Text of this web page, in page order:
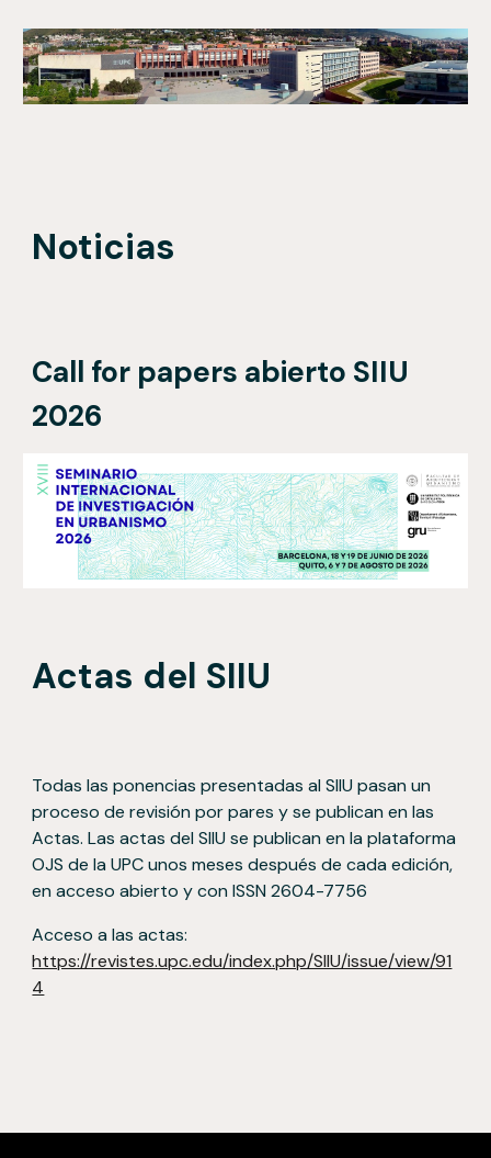
Noticias
Call for papers abierto SIIU
2026
Actas del SIIU
Todas las ponencias presentadas al SIIU pasan un
proceso de revisión por pares y se publican en las
Actas. Las actas del SIIU se publican en la plataforma
OJS de la UPC unos meses después de cada edición,
en acceso abierto y conISSN 2604-7756
Acceso a las actas:
https://revistes.upc.edu/index.php/SIIU/issue/view/91
4